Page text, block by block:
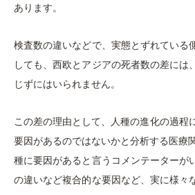
あります。
検査数の違いなどで、実態とずれている
しても、西欧とアジアの死者数の差には
じずにはいられません。
この差の理由として、人種の進化の過程
要因があるのではないかと分析する医療
種に要因があると言うコメンテーターが
の違いなど複合的な要因など、実に様々